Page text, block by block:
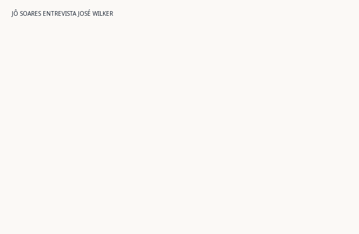
JÔ SOARES ENTREVISTA JOSÉ WILKER